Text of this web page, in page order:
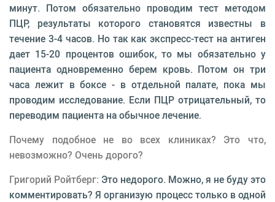
минут. Потом обязательно проводим тест методом
ПЦР, результаты которого становятся известны в
течение 3-4 часов. Но так как экспресс-тест на антиген
дает 15-20 процентов ошибок, то мы обязательно у
пациента одновременно берем кровь. Потом он три
часа лежит в боксе - в отдельной палате, пока мы
проводим исследование. Если ПЦР отрицательный, то
переводим пациента на обычное лечение.
Почему подобное не во всех клиниках? Это что,
невозможно? Очень дорого?
Григорий Ройтберг: Это недорого. Можно, я не буду это
комментировать? Я организую процесс только в одной